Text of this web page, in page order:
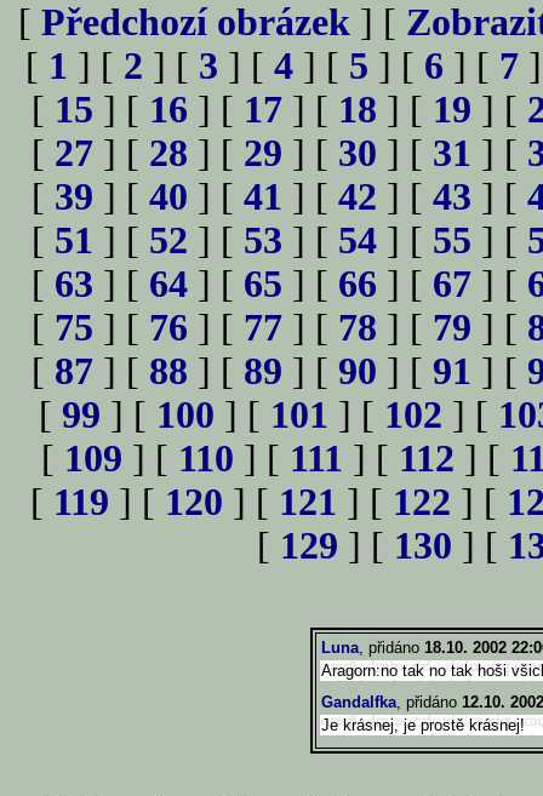
[ Předchozí obrázek ] [
[ 1 ] [ 2 ] [ 3 ] [ 4 ] [ 5 ] [ 6 ] [ 7
[ 15 ] [ 16 ] [ 17 ] [ 18 ] [ 19 ] [
[ 27 ] [ 28 ] [ 29 ] [ 30 ] [ 31 ] [
[ 39 ] [ 40 ] [ 41 ] [ 42 ] [ 43 ] [
[ 51 ] [ 52 ] [ 53 ] [ 54 ] [ 55 ] [
[ 63 ] [ 64 ] [ 65 ] [ 66 ] [ 67 ] [
[ 75 ] [ 76 ] [ 77 ] [ 78 ] [ 79 ] [
[ 87 ] [ 88 ] [ 89 ] [ 90 ] [ 91 ] [
[ 99 ] [ 100 ] [ 101 ] [ 102 ] [
[ 109 ] [ 110 ] [ 111 ] [ 112 ] [
[ 119 ] [ 120 ] [ 121 ] [ 122 ] [
[ 129 ] [ 130 ] [
Luna, přidáno 18.10. 2002
Aragorn:no tak no tak hoši
Gandalfka, přidáno 12.10.
Je krásnej, je prostě krásnej!